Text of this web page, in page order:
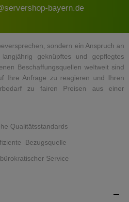
bayern.de
sondern ein Anspruch an
geknüpftes und gepflegtes
Beschaffungsquellen weltweit sind
Ihre Anfrage zu reagieren und Ihren
zu fairen Preisen aus einer
Qualitätsstandards
Bezugsquelle
Service